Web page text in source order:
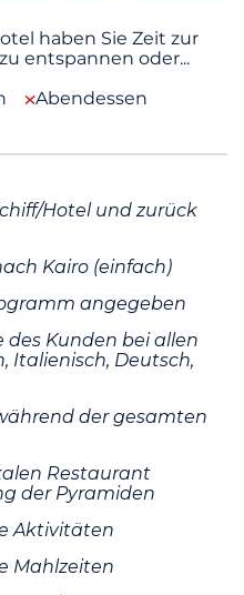
haben Sie Zeit zur
entspannen oder...
Abendessen
Hotel und zurück
Kairo (einfach)
angegeben
des Kunden bei allen
Italienisch, Deutsch,
der gesamten
Restaurant
der Pyramiden
Aktivitäten
Mahlzeiten